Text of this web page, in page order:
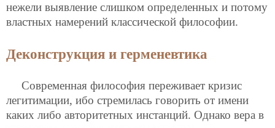
нежели выявление слишком определенных и потому
властных намерений классической философии.
Деконструкция и герменевтика
Современная философия переживает кризис
легитимации, ибо стремилась говорить от имени
каких либо авторитетных инстанций. Однако вера в